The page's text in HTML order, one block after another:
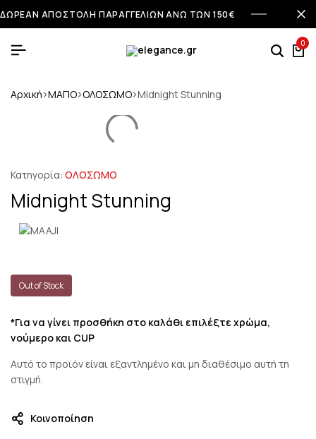
ΔΩΡΕΑΝ ΑΠΟΣΤΟΛΗ ΠΑΡΑΓΓΕΛΙΩΝ ΑΝΩ ΤΩΝ 150€
0
Αρχική ΜΑΓΙΟ ΟΛΟΣΩΜΟ Midnight Stunning
Κατηγορία: ΟΛΟΣΩΜΟ
Midnight Stunning
Out of Stock
*Για να γίνει προσθήκη στο καλάθι επιλέξτε χρώμα,
νούμερο και CUP
Αυτό το προϊόν είναι εξαντλημένο και μη διαθέσιμο αυτή τη
στιγμή.
Κοινοποίηση